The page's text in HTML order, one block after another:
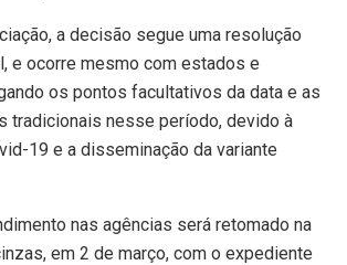
a decisão segue uma resolução
e ocorre mesmo com estados e
os pontos facultativos da data e as
tradicionais nesse período, devido à
19 e a disseminação da variante
nas agências será retomado na
em 2 de março, com o expediente